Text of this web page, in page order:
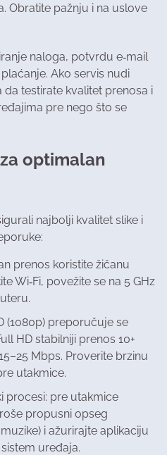
Obratite pažnju i na uslove
naloga, potvrdu e‑mail
Ako servis nudi
testirate kvalitet prenosa i
pre nego što se
optimalan
najbolji kvalitet slike i
prenos koristite žičanu
Wi‑Fi, povežite se na 5 GHz
(1080p) preporučuje se
HD stabilniji prenos 10+
Mbps. Proverite brzinu
utakmice.
procesi: pre utakmice
propusni opseg
i ažurirajte aplikaciju
uređaja.